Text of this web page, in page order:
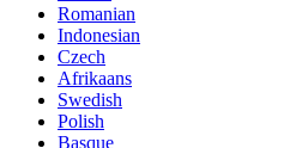
Romanian
Indonesian
Czech
Afrikaans
Swedish
Polish
Basque